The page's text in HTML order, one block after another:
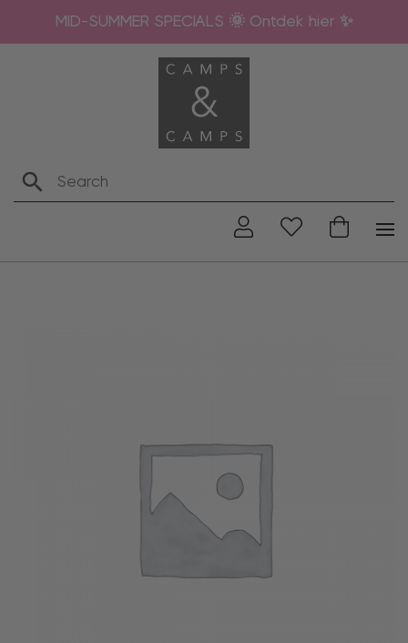
MID-SUMMER SPECIALS 🌞 Ontdek hier ✨